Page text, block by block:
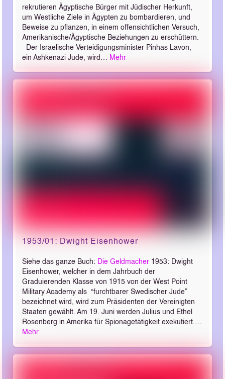
rekrutieren Ägyptische Bürger mit Jüdischer Herkunft,
um Westliche Ziele in Ägypten zu bombardieren, und
Beweise zu pflanzen, in einem offensichtlichen Versuch,
Amerikanische/Ägyptische Beziehungen zu erschüttern.
Der Israelische Verteidigungsminister Pinhas Lavon,
ein Ashkenazi Jude, wird… Mehr
1953/01: Dwight Eisenhower
Siehe das ganze Buch: Die Geldmacher 1953: Dwight
Eisenhower, welcher in dem Jahrbuch der
Graduierenden Klasse von 1915 von der West Point
Military Academy als “furchtbarer Swedischer Jude”
bezeichnet wird, wird zum Präsidenten der Vereinigten
Staaten gewählt. Am 19. Juni werden Julius und Ethel
Rosenberg in Amerika für Spionagetätigkeit exekutiert.…
Mehr